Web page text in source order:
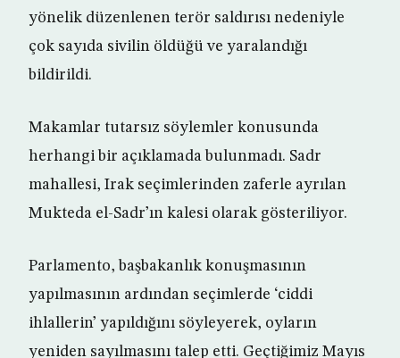
yönelik düzenlenen terör saldırısı nedeniyle
çok sayıda sivilin öldüğü ve yaralandığı
bildirildi.
Makamlar tutarsız söylemler konusunda
herhangi bir açıklamada bulunmadı. Sadr
mahallesi, Irak seçimlerinden zaferle ayrılan
Mukteda el-Sadr’ın kalesi olarak gösteriliyor.
Parlamento, başbakanlık konuşmasının
yapılmasının ardından seçimlerde ‘ciddi
ihlallerin’ yapıldığını söyleyerek, oyların
yeniden sayılmasını talep etti. Geçtiğimiz Mayıs